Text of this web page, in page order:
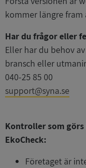
kommer längre fram
Har du frågor eller
Eller har du behov
bransch eller
040-25 85 00
support@syna.se
Kontroller som
EkoCheck:
Företaget är